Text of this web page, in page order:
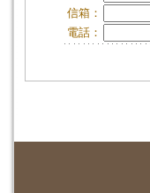
信箱：
電話：